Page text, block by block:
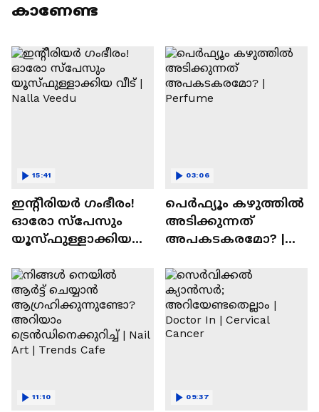
കാണേണ്ട
ഇന്റീരിയർ ഗംഭീരം!
ഓരോ സ്‌പേസും
യൂസ്ഫുള്ളാക്കിയ
15:41
പെർഫ്യൂം കഴുത്തിൽ
അടിക്കുന്നത്
അപകടകരമോ? |
03:06
11:10 09:37